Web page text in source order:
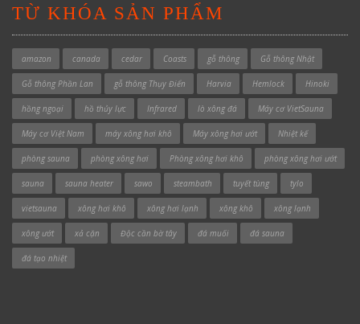
TỪ KHÓA SẢN PHẨM
amazon canada cedar Coasts gỗ thông Gỗ thông Nhật
Gỗ thông Phần Lan gỗ thông Thụy Điển Harvia Hemlock Hinoki
hồng ngoại hồ thủy lực Infrared lò xông đá Máy cơ VietSauna
Máy cơ Việt Nam máy xông hơi khô Máy xông hơi ướt Nhiệt kế
phòng sauna phòng xông hơi Phòng xông hơi khô phòng xông hơi ướt
sauna sauna heater sawo steambath tuyết tùng tylo
vietsauna xông hơi khô xông hơi lạnh xông khô xông lạnh
xông ướt xả cặn Độc cần bờ tây đá muối đá sauna
đá tạo nhiệt